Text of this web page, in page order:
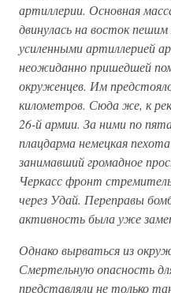
артиллерии. Основная
двинулась на восток
усиленными артиллерией
неожиданно пришедшей
окруженцев. Им
километров. Сюда же, к
26-й армии. За ними по
плацдарма немецкая
занимавший громадное
Черкасс фронт
через Удай. Переправы
активность была уже
Однако вырваться из
Смертельную опасность
представляли не только